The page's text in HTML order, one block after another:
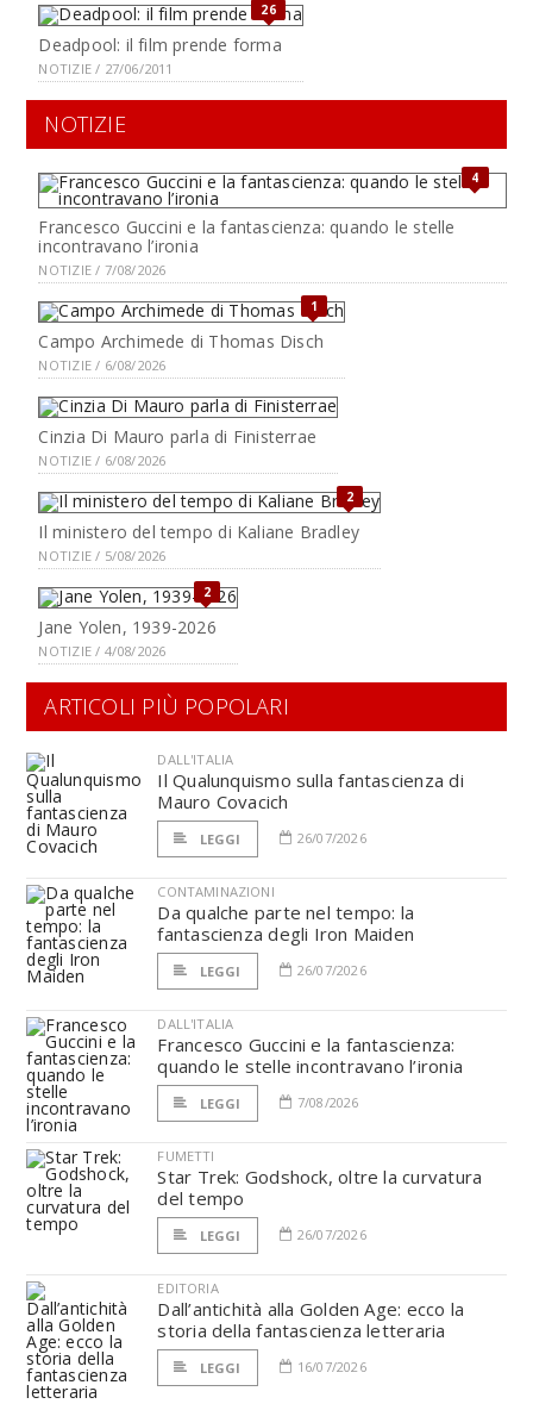
26
Deadpool: il film prende forma
NOTIZIE / 27/06/2011
NOTIZIE
4
Francesco Guccini e la fantascienza: quando le stelle
incontravano l’ironia
NOTIZIE / 7/08/2026
1
Campo Archimede di Thomas Disch
NOTIZIE / 6/08/2026
Cinzia Di Mauro parla di Finisterrae
NOTIZIE / 6/08/2026
2
Il ministero del tempo di Kaliane Bradley
NOTIZIE / 5/08/2026
2
Jane Yolen, 1939-2026
NOTIZIE / 4/08/2026
ARTICOLI PIÙ POPOLARI
DALL'ITALIA
Il Qualunquismo sulla fantascienza di
Mauro Covacich
LEGGI 26/07/2026
CONTAMINAZIONI
Da qualche parte nel tempo: la
fantascienza degli Iron Maiden
LEGGI 26/07/2026
DALL'ITALIA
Francesco Guccini e la fantascienza:
quando le stelle incontravano l’ironia
LEGGI 7/08/2026
FUMETTI
Star Trek: Godshock, oltre la curvatura
del tempo
LEGGI 26/07/2026
EDITORIA
Dall’antichità alla Golden Age: ecco la
storia della fantascienza letteraria
LEGGI 16/07/2026